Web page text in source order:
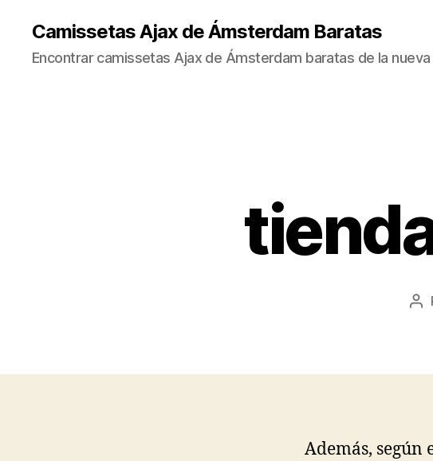
Camissetas Ajax de Ámsterdam Baratas
Encontrar camissetas Ajax de Ámsterdam baratas de la
Además, según